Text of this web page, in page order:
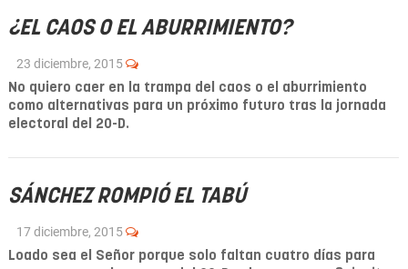
¿EL CAOS O EL ABURRIMIENTO?
23 diciembre, 2015
No quiero caer en la trampa del caos o el aburrimiento
como alternativas para un próximo futuro tras la jornada
electoral del 20-D.
SÁNCHEZ ROMPIÓ EL TABÚ
17 diciembre, 2015
Loado sea el Señor porque solo faltan cuatro días para